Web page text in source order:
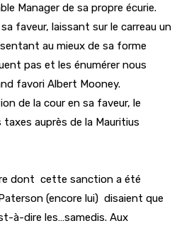
Manager de sa propre écurie.
faveur, laissant sur le carreau un
au mieux de sa forme
pas et les énumérer nous
favori Albert Mooney.
de la cour en sa faveur, le
auprès de la Mauritius
dont cette sanction a été
(encore lui) disaient que
à-dire les…samedis. Aux